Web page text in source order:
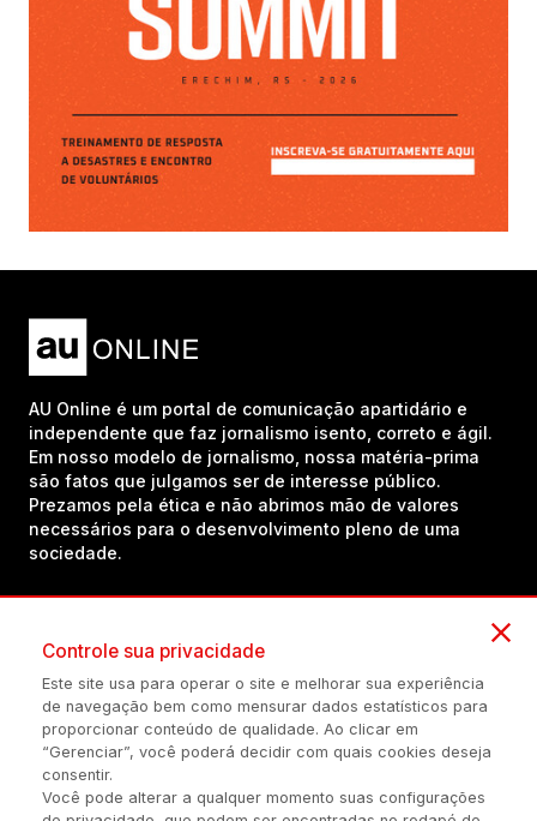
AU Online é um portal de comunicação apartidário e
independente que faz jornalismo isento, correto e ágil.
Em nosso modelo de jornalismo, nossa matéria-prima
são fatos que julgamos ser de interesse público.
Prezamos pela ética e não abrimos mão de valores
necessários para o desenvolvimento pleno de uma
sociedade.
(54) 98434-8385
Política de privacidade Configuração de Cookies Quem Somos
Controle sua privacidade
Este site usa para operar o site e melhorar sua experiência
de navegação bem como mensurar dados estatísticos para
proporcionar conteúdo de qualidade. Ao clicar em
“Gerenciar”, você poderá decidir com quais cookies deseja
consentir.
Você pode alterar a qualquer momento suas configurações